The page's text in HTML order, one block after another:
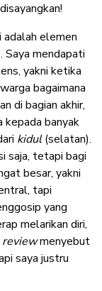
adalah elemen
Saya mendapati
yakni ketika
bagaimana
di bagian akhir,
kepada banyak
kidul(selatan).
saja, tetapi bagi
besar, yakni
tapi
yang
melarikan diri,
reviewmenyebut
saya justru